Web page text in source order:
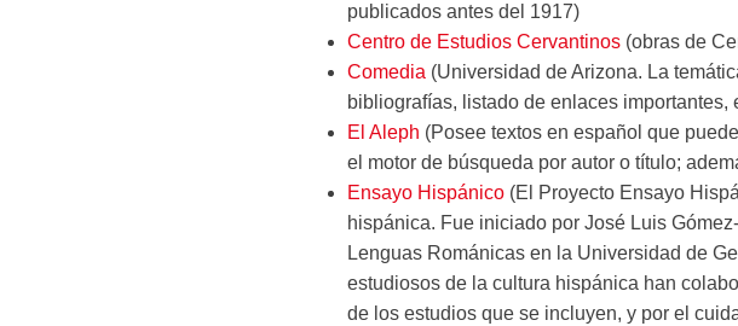
publicados antes del 1917)
Centro de Estudios Cervantinos (obras de
Comedia (Universidad de Arizona. La
bibliografías, listado de enlaces importantes,
El Aleph (Posee textos en español que
el motor de búsqueda por autor o título;
Ensayo Hispánico (El Proyecto Ensayo
hispánica. Fue iniciado por José Luis
Lenguas Románicas en la Universidad de
estudiosos de la cultura hispánica han
de los estudios que se incluyen, y por el